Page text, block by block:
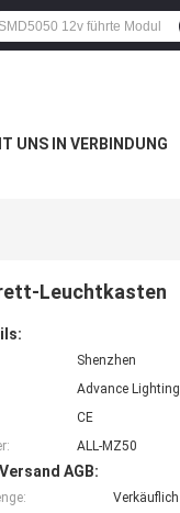
UNS IN VERBINDUNG
Leuchtkasten
Shenzhen
Advance Lighting
CE
ALL-MZ50
AGB:
Verkäuflich